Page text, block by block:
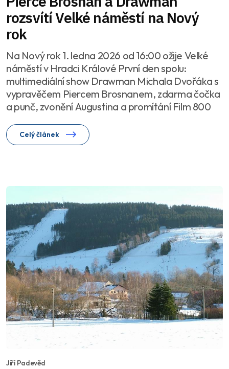
rozsvítí Velké náměstí na Nový
rok
Na Nový rok 1. ledna 2026 od 16:00 ožije Velké
náměstí v Hradci Králové První den spolu:
multimediální show Drawman Michala Dvořáka s
vypravěčem Piercem Brosnanem, zdarma čočka
a punč, zvonění Augustina a promítání Film 800
Celý článek
Jiří Padevěd